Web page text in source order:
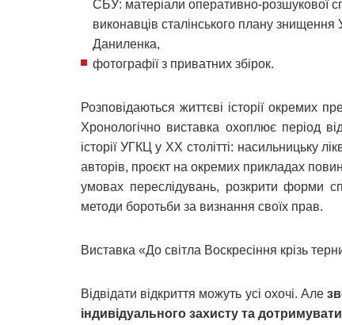
СБУ: матеріали оперативно-розшукової
виконавців сталінського плану
Даниленка,
фотографії з приватних збірок.
Розповідаються життєві історії окремих
Хронологічно виставка охоплює період
історії УГКЦ у XX столітті: насильницьку
авторів, проєкт на окремих прикладах
умовах переслідувань, розкрити форми
методи боротьби за визнання своїх прав.
Виставка «До світла Воскресіння крізь
Відвідати відкриття можуть усі охочі. Але
індивідуального захисту та